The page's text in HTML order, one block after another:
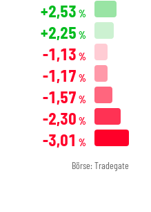
+2,53 %
+2,25 %
-1,13 %
-1,17 %
-1,57 %
-2,30 %
-3,01 %
Börse: Tradegate